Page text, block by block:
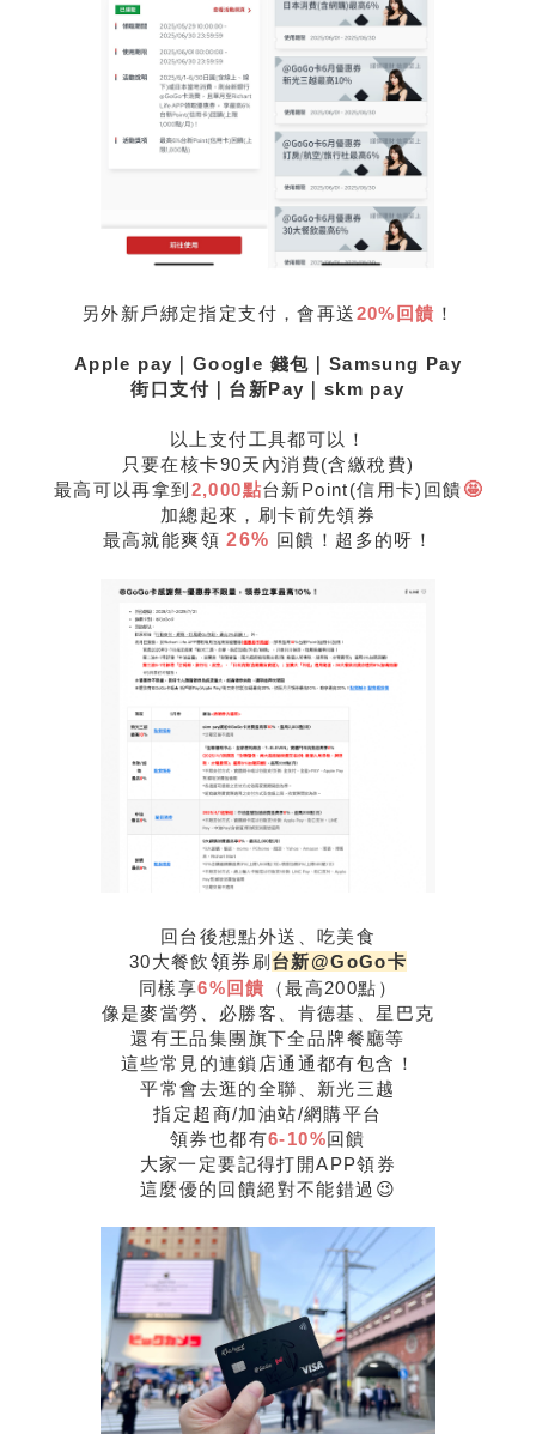
另外新戶綁定指定支付，會再送20%回饋 ！
Apple pay｜Google 錢包｜Samsung Pay
街口支付｜台新Pay｜skm pay
以上支付工具都可以！
只要在核卡90天內消費(含繳稅費)
最高可以再拿到 2,000點台新Point(信用卡)回饋🤩
加總起來，刷卡前先領券
最高就能爽領 26% 回饋！超多的呀！
回台後想點外送、吃美食
30大餐飲領券 刷 台新@GoGo卡
同樣享6%回饋
（最高200點）
像是麥當勞、必勝客、肯德基、星巴克
還有王品集團旗下全品牌餐廳等
這些常見的連鎖店通通都有包含！
平常會去逛的全聯、新光三越
指定超商/加油站/網購平台
領券也都有6-10%回饋
大家一定要記得打開APP領券
這麼優的回饋絕對不能錯過😉